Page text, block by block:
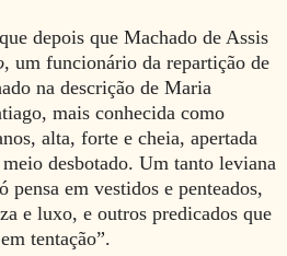
depois que Machado de Assis
, um funcionário da repartição de
na descrição de Maria
mais conhecida como
alta, forte e cheia, apertada
desbotado. Um tanto leviana
pensa em vestidos e penteados,
e luxo, e outros predicados que
tentação”.